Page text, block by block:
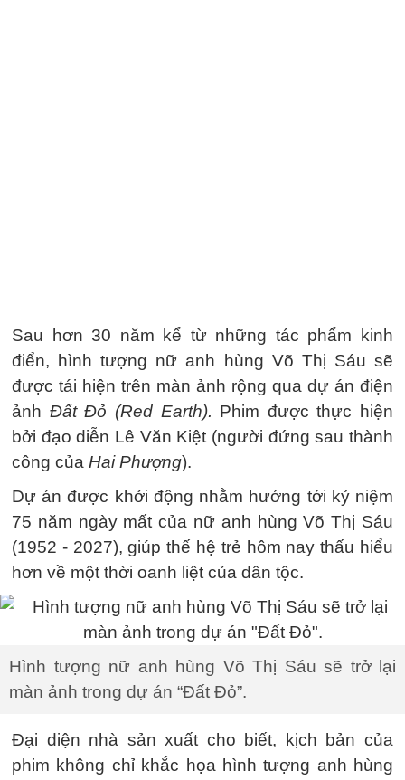
Sau hơn 30 năm kể từ những tác phẩm kinh
điển, hình tượng nữ anh hùng Võ Thị Sáu sẽ
được tái hiện trên màn ảnh rộng qua dự án điện
ảnh Đất Đỏ (Red Earth). Phim được thực hiện
bởi đạo diễn Lê Văn Kiệt (người đứng sau thành
công của Hai Phượng).
Dự án được khởi động nhằm hướng tới kỷ niệm
75 năm ngày mất của nữ anh hùng Võ Thị Sáu
(1952 - 2027), giúp thế hệ trẻ hôm nay thấu hiểu
hơn về một thời oanh liệt của dân tộc.
Hình tượng nữ anh hùng Võ Thị Sáu sẽ trở lại
màn ảnh trong dự án “Đất Đỏ”.
Đại diện nhà sản xuất cho biết, kịch bản của
phim không chỉ khắc họa hình tượng anh hùng